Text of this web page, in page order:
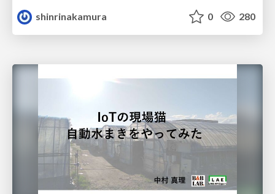
shinrinakamura
0 280